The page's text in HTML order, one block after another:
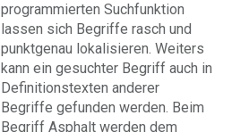
programmierten Suchfunktion
lassen sich Begriffe rasch und
punktgenau lokalisieren. Weiters
kann ein gesuchter Begriff auch in
Definitionstexten anderer
Begriffe gefunden werden. Beim
Begriff Asphalt werden dem